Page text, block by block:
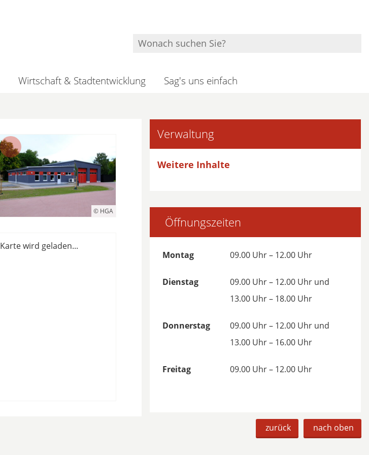
Wirtschaft & Stadtentwicklung Sag's uns einfach
© HGA
Karte wird geladen...
Verwaltung
Weitere Inhalte
Öffnungszeiten
Montag 09.00 Uhr – 12.00 Uhr
Dienstag
09.00 Uhr – 12.00 Uhr und
13.00 Uhr – 18.00 Uhr
Donnerstag
09.00 Uhr – 12.00 Uhr und
13.00 Uhr – 16.00 Uhr
Freitag 09.00 Uhr – 12.00 Uhr
zurück nach oben